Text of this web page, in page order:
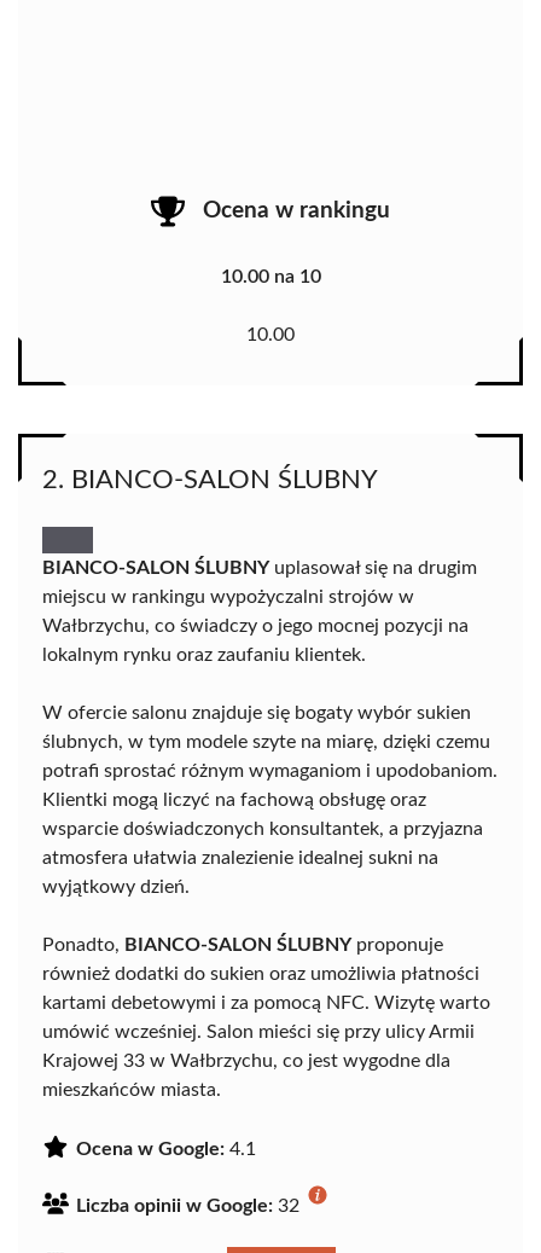
Ocena w rankingu
10.00 na 10
10.00
2. BIANCO-SALON ŚLUBNY
BIANCO-SALON ŚLUBNYuplasował się na drugim
miejscu w rankingu wypożyczalni strojów w
Wałbrzychu, co świadczy o jego mocnej pozycji na
lokalnym rynku oraz zaufaniu klientek.
W ofercie salonu znajduje się bogaty wybór sukien
ślubnych, w tym modele szyte na miarę, dzięki czemu
potrafi sprostać różnym wymaganiom i upodobaniom.
Klientki mogą liczyć na fachową obsługę oraz
wsparcie doświadczonych konsultantek, a przyjazna
atmosfera ułatwia znalezienie idealnej sukni na
wyjątkowy dzień.
Ponadto, BIANCO-SALON ŚLUBNYproponuje
również dodatki do sukien oraz umożliwia płatności
kartami debetowymi i za pomocą NFC. Wizytę warto
umówić wcześniej. Salon mieści się przy ulicy Armii
Krajowej 33 w Wałbrzychu, co jest wygodne dla
mieszkańców miasta.
Ocena w Google: 4.1
Liczba opinii w Google: 32